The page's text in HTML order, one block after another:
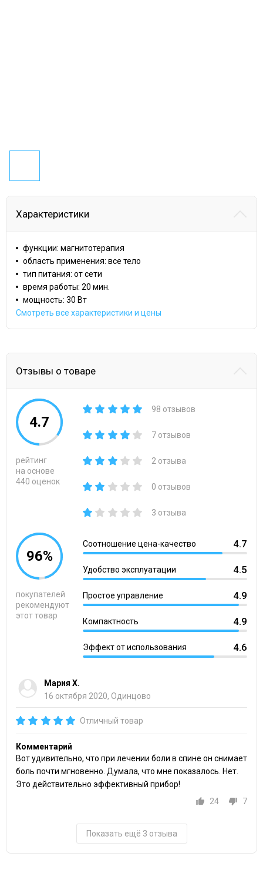
Характеристики
функции: магнитотерапия
область применения: все тело
тип питания: от сети
время работы: 20 мин.
мощность: 30 Вт
Смотреть все характеристики и цены
Отзывы о товаре
4.7
рейтинг
на основе
440 оценок
98 отзывов
7 отзывов
2 отзыва
0 отзывов
3 отзыва
96%
покупателей
рекомендуют
этот товар
Соотношение цена-качество 4.7
Удобство эксплуатации 4.5
Простое управление 4.9
Компактность 4.9
Эффект от использования 4.6
Мария Х.
16 октября 2020, Одинцово
Отличный товар
Комментарий
Вот удивительно, что при лечении боли в спине он снимает
боль почти мгновенно. Думала, что мне показалось. Нет.
Это действительно эффективный прибор!
24
7
Показать ещё 3 отзыва